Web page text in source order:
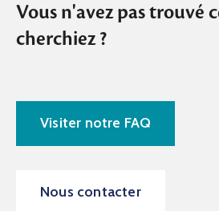
Vous n'avez pas trouvé
cherchiez ?
Visiter notre FAQ
Nous contacter